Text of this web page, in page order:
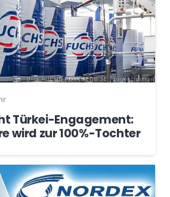
Türkei-Engagement:
wird zur 100%-Tochter